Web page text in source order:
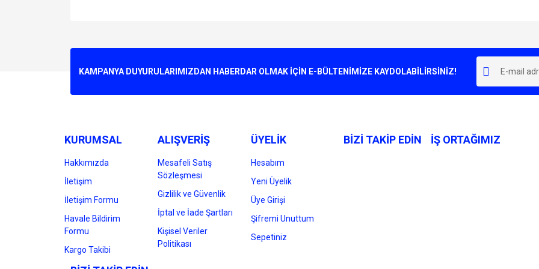
Ürün resmi kalitesiz, bozuk veya görüntülenemiyor.
Bu ürüne benzer farklı alternatifler olmalı.
KAMPANYA DUYURULARIMIZDAN HABERDAR OLMAK İÇİN E-BÜLTENİMİZE KAYDOLABİLİRSİNİZ!
KURUMSAL
Hakkımızda
İletişim
İletişim Formu
Havale Bildirim
Formu
Kargo Takibi
ALIŞVERİŞ
Mesafeli Satış
Sözleşmesi
Gizlilik ve Güvenlik
İptal ve İade Şartları
Kişisel Veriler
Politikası
ÜYELİK
Hesabım
Yeni Üyelik
Üye Girişi
Şifremi Unuttum
Sepetiniz
BİZİ TAKİP EDİN İŞ ORTAĞIMIZ